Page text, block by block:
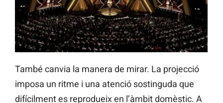
També canvia la manera de mirar. La projecció
imposa un ritme i una atenció sostinguda que
difícilment es reprodueix en l’àmbit domèstic. A